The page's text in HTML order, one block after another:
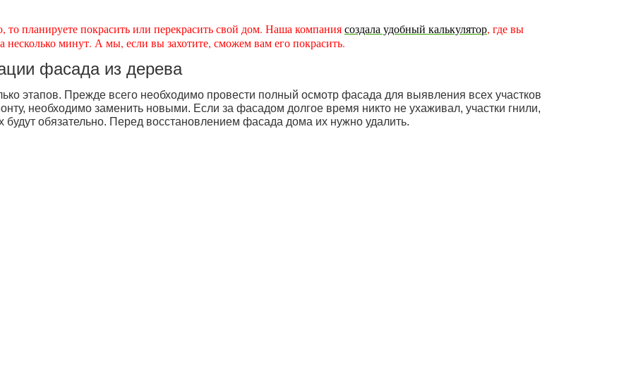
то планируете покрасить или перекрасить свой дом. Наша компаниясоздала удобный калькулятор, где вы
несколько минут. А мы, если вы захотите, сможем вам его покрасить.
фасада из дерева
этапов. Прежде всего необходимо провести полный осмотр фасада для выявления всех участков
необходимо заменить новыми. Если за фасадом долгое время никто не ухаживал, участки гнили,
обязательно. Перед восстановлением фасада дома их нужно удалить.